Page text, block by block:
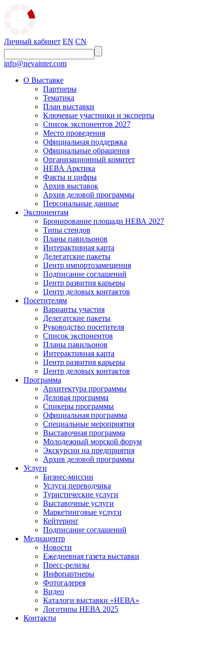
Личный кабинет EN CN
info@nevainter.com
О Выставке
Партнеры
Тематика
План выставки
Ключевые участники и эксперты
Список экспонентов 2027
Место проведения
Официальная поддержка
Официальные обращения
Организационный комитет
НЕВА Арктика
Факты и цифры
Архив выставок
Архив деловой программы
Персональные данные
Экспонентам
Бронирование площади НЕВА 2027
Типы стендов
Планы павильонов
Интерактивная карта
Делегатские пакеты
Центр импортозамещения
Подписание соглашений
Центр развития карьеры
Центр деловых контактов
Посетителям
Варианты участия
Делегатские пакеты
Руководство посетителя
Список экспонентов
Планы павильонов
Интерактивная карта
Центр развития карьеры
Центр деловых контактов
Программа
Архитектура программы
Деловая программа
Спикеры программы
Официальная программа
Специальные мероприятия
Выставочная программа
Молодежный морской форум
Экскурсии на предприятия
Архив деловой программы
Услуги
Бизнес-миссии
Услуги переводчика
Туристические услуги
Выставочные услуги
Маркетинговые услуги
Кейтеринг
Подписание соглашений
Медиацентр
Новости
Ежедневная газета выставки
Пресс-релизы
Инфопартнеры
Фотогалерея
Видео
Каталоги выставки «НЕВА»
Логотипы НЕВА 2025
Контакты